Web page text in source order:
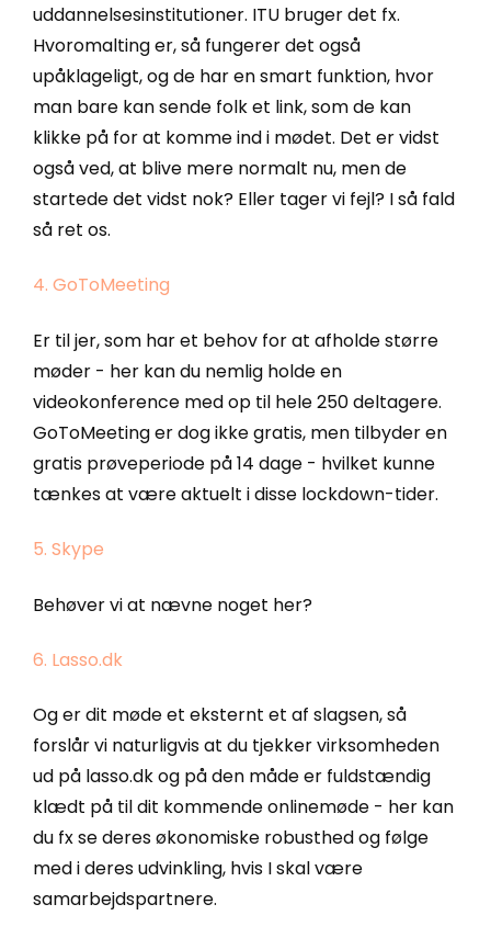
uddannelsesinstitutioner. ITU bruger det fx.
Hvoromalting er, så fungerer det også
upåklageligt, og de har en smart funktion, hvor
man bare kan sende folk et link, som de kan
klikke på for at komme ind i mødet. Det er vidst
også ved, at blive mere normalt nu, men de
startede det vidst nok? Eller tager vi fejl? I så fald
så ret os.
4. GoToMeeting
Er til jer, som har et behov for at afholde større
møder - her kan du nemlig holde en
videokonference med op til hele 250 deltagere.
GoToMeeting er dog ikke gratis, men tilbyder en
gratis prøveperiode på 14 dage - hvilket kunne
tænkes at være aktuelt i disse lockdown-tider.
5. Skype
Behøver vi at nævne noget her?
6. Lasso.dk
Og er dit møde et eksternt et af slagsen, så
forslår vi naturligvis at du tjekker virksomheden
ud på lasso.dk og på den måde er fuldstændig
klædt på til dit kommende onlinemøde - her kan
du fx se deres økonomiske robusthed og følge
med i deres udvinkling, hvis I skal være
samarbejdspartnere.